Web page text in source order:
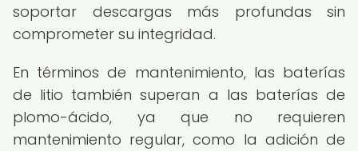
soportar descargas más profundas sin
comprometer su integridad.
En términos de mantenimiento, las baterías
de litio también superan a las baterías de
plomo-ácido, ya que no requieren
mantenimiento regular, como la adición de